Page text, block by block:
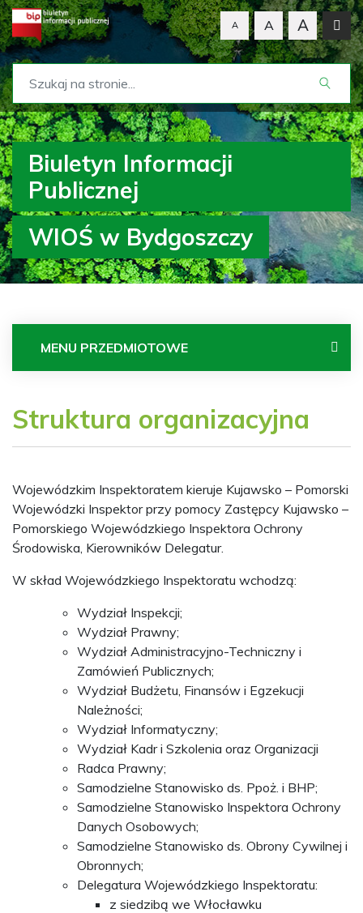
A A A
Biuletyn Informacji
Publicznej
WIOŚ w Bydgoszczy
MENU PRZEDMIOTOWE
Struktura organizacyjna
Wojewódzkim Inspektoratem kieruje Kujawsko – Pomorski
Wojewódzki Inspektor przy pomocy Zastępcy Kujawsko –
Pomorskiego Wojewódzkiego Inspektora Ochrony
Środowiska, Kierowników Delegatur.
W skład Wojewódzkiego Inspektoratu wchodzą:
Wydział Inspekcji;
Wydział Prawny;
Wydział Administracyjno-Techniczny i
Zamówień Publicznych;
Wydział Budżetu, Finansów i Egzekucji
Należności;
Wydział Informatyczny;
Wydział Kadr i Szkolenia oraz Organizacji
Radca Prawny;
Samodzielne Stanowisko ds. Ppoż. i BHP;
Samodzielne Stanowisko Inspektora Ochrony
Danych Osobowych;
Samodzielne Stanowisko ds. Obrony Cywilnej i
Obronnych;
Delegatura Wojewódzkiego Inspektoratu:
z siedzibą we Włocławku